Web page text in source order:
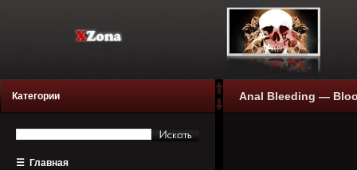
Категории
☰ Главная
Anal Bleeding —